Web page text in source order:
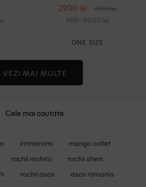
29.00 lei 49.00 lei
RRP: 99.00 lei
ONE SIZE
VEZI MAI MULTE
Cele mai cautate
intimissimi
mango outlet
rochii mohito
rochii shein
rochii asos
asos romania